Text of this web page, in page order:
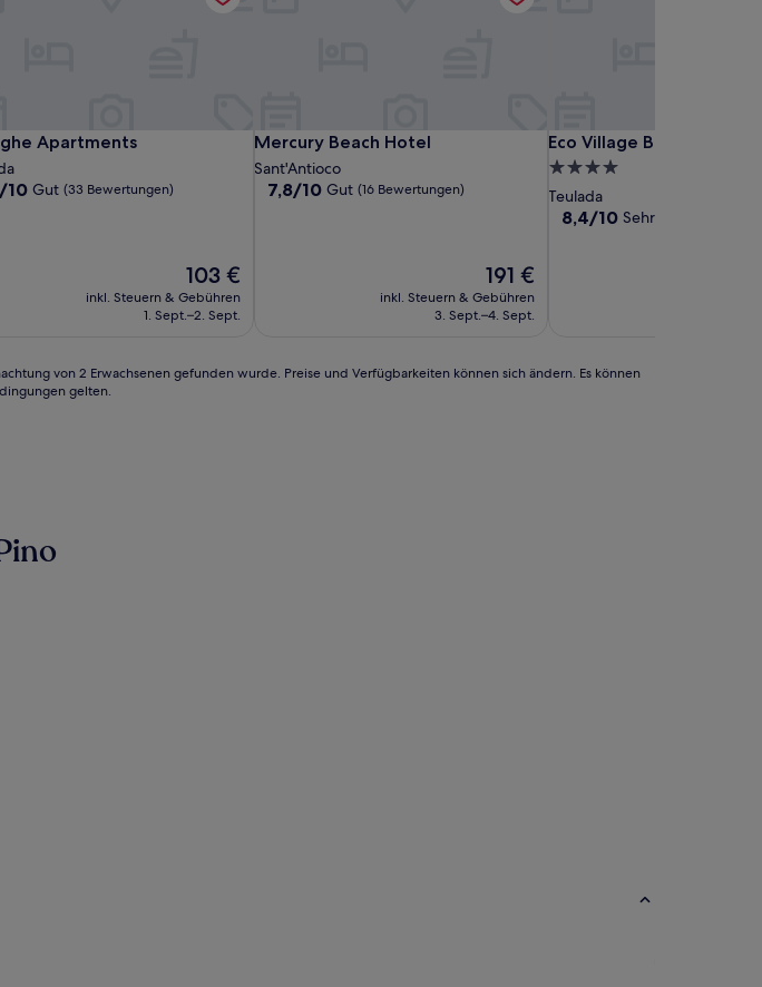
Apartments
Apartments
10 Gut (33 Bewertungen)
Der
Preis
beträgt
103 €
inkl. Steuern & Gebühren
1. Sept.–2. Sept.
Mercury Beach Hotel
Mercury Beach Hotel
Sant'Antioco
7.8
7,8/10 Gut (16 Bewertungen)
Der
Preis
beträgt
191 €
inkl. Steuern & Gebühren
3. Sept.–4. Sept.
Eco Village Baia delle
Eco Village Baia delle
4.0-
Sterne-
Unterkunft
Teulada
8.4
8,4/10 Sehr gut
von 2 Erwachsenen gefunden wurde. Preise und Verfügbarkeiten können sich ändern. Es können
gelten.